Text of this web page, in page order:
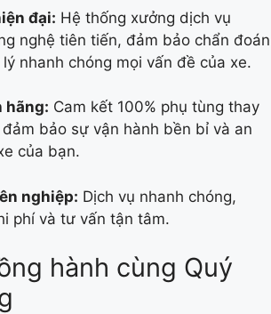
đại: Hệ thống xưởng dịch vụ
nghệ tiên tiến, đảm bảo chẩn đoán
nhanh chóng mọi vấn đề của xe.
hãng: Cam kết 100% phụ tùng thay
bảo sự vận hành bền bỉ và an
của bạn.
nghiệp: Dịch vụ nhanh chóng,
phí và tư vấn tận tâm.
hành cùng Quý